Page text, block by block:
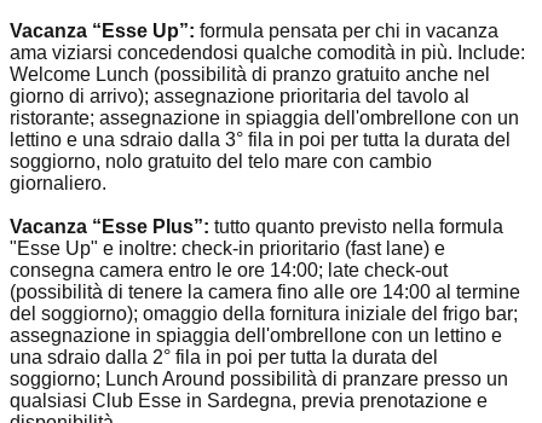
Vacanza “Esse Up”: formula pensata per chi in vacanza
ama viziarsi concedendosi qualche comodità in più. Include:
Welcome Lunch (possibilità di pranzo gratuito anche nel
giorno di arrivo); assegnazione prioritaria del tavolo al
ristorante; assegnazione in spiaggia dell'ombrellone con un
lettino e una sdraio dalla 3° fila in poi per tutta la durata del
soggiorno, nolo gratuito del telo mare con cambio
giornaliero.
Vacanza “Esse Plus”: tutto quanto previsto nella formula
"Esse Up" e inoltre: check-in prioritario (fast lane) e
consegna camera entro le ore 14:00; late check-out
(possibilità di tenere la camera fino alle ore 14:00 al termine
del soggiorno); omaggio della fornitura iniziale del frigo bar;
assegnazione in spiaggia dell'ombrellone con un lettino e
una sdraio dalla 2° fila in poi per tutta la durata del
soggiorno; Lunch Around possibilità di pranzare presso un
qualsiasi Club Esse in Sardegna, previa prenotazione e